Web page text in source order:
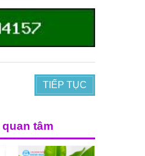
TIẾP TỤC
tâm